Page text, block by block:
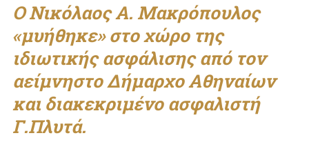
Ο Νικόλαος Α. Μακρόπουλος
«μυήθηκε» στο χώρο της
ιδιωτικής ασφάλισης από τον
αείμνηστο Δήμαρχο Αθηναίων
και διακεκριμένο ασφαλιστή
Γ.Πλυτά.